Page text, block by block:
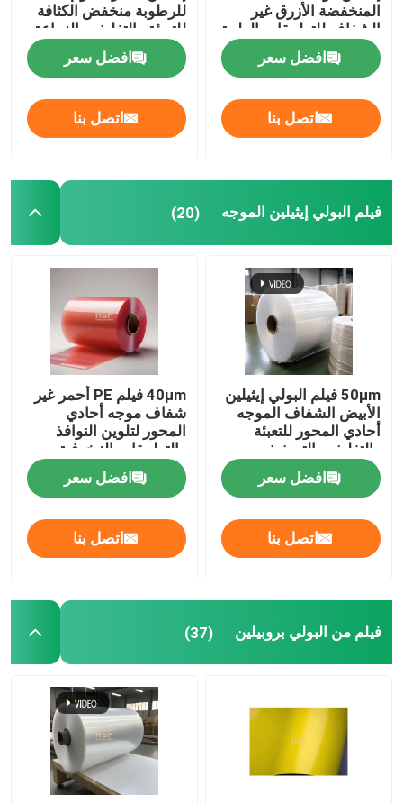
فيلم غير سليكوني
فيلم PVA
ورق الألومنيوم المصفوف بالبي تي إيه
فيلم مثبط للتآكل المتطاير
فيلم BOPP
فيلم واقية PE
المنخفضة الأزرق غير
الشفاف للتطبيقات الطبية
افضل سعر
اتصل بنا
للرطوبة منخفض الكثافة
للتعبئة والتغليف والزراعة
افضل سعر
اتصل بنا
فيلم البولي إيثيلين الموجه (20)
50μm فيلم البولي إيثيلين
الأبيض الشفاف الموجه
أحادي المحور للتعبئة
والتغليف والتصفيف
افضل سعر
اتصل بنا
40μm فيلم PE أحمر غير
شفاف موجه أحادي
المحور لتلوين النوافذ
والتطبيقات الزخرفية
افضل سعر
اتصل بنا
فيلم من البولي بروبيلين (37)